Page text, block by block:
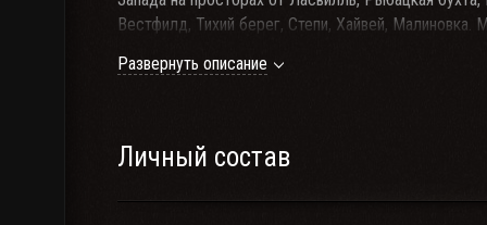
Вестфилд, Тихий берег, Степи, Хайвей,
Развернуть описание
Личный состав